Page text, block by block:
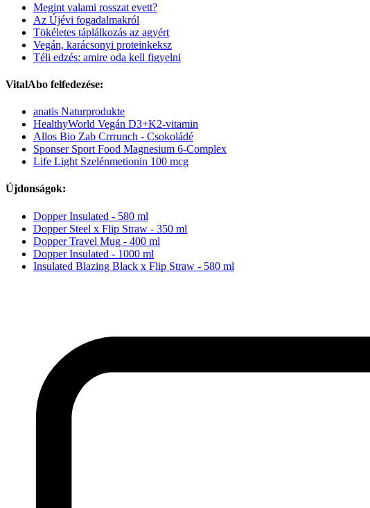
Megint valami rosszat evett?
Az Újévi fogadalmakról
Tökéletes táplálkozás az agyért
Vegán, karácsonyi proteinkeksz
Téli edzés: amire oda kell figyelni
VitalAbo felfedezése:
anatis Naturprodukte
HealthyWorld Vegán D3+K2-vitamin
Allos Bio Zab Crrrunch - Csokoládé
Sponser Sport Food Magnesium 6-Complex
Life Light Szelénmetionin 100 mcg
Újdonságok:
Dopper Insulated - 580 ml
Dopper Steel x Flip Straw - 350 ml
Dopper Travel Mug - 400 ml
Dopper Insulated - 1000 ml
Insulated Blazing Black x Flip Straw - 580 ml